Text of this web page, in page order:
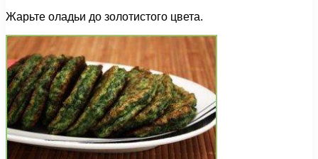
Жарьте оладьи до золотистого цвета.